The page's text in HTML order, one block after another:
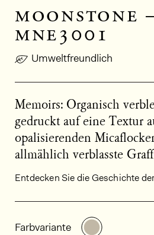
moonstone
mne3001
Umweltfreundlich
Memoirs: Organisch
gedruckt auf eine Textur
opalisierenden
allmählich verblasste
Entdecken Sie die Geschichte
Allgemeine
Farbvariante Weitere